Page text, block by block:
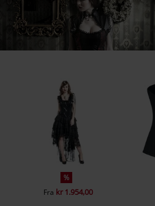
%
Fra kr 1.954,00